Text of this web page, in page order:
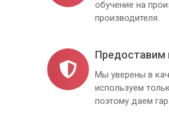
обучение на
производителя.
Предоставим
Мы уверены в
используем
поэтому даем